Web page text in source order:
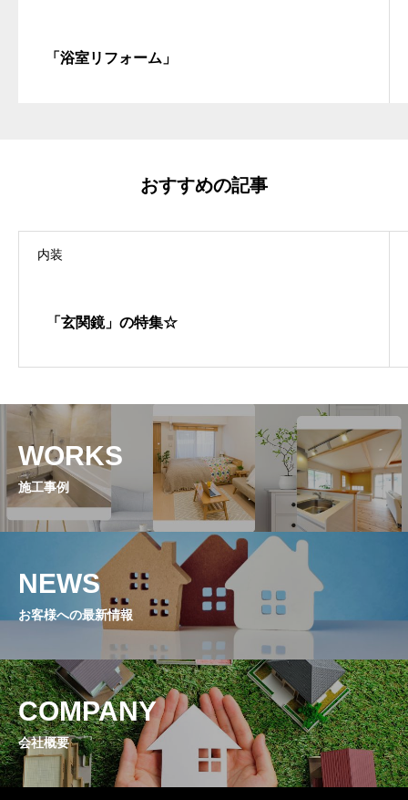
「浴室リフォーム」
おすすめの記事
内装
「玄関鏡」の特集☆
WORKS
施工事例
NEWS
お客様への最新情報
COMPANY
会社概要